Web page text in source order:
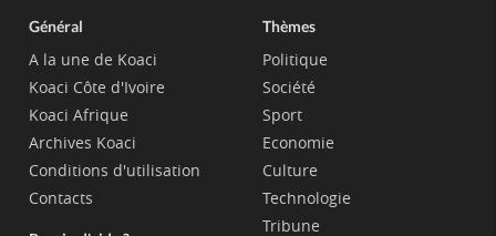
Général
A la une de Koaci
Koaci Côte d'Ivoire
Koaci Afrique
Archives Koaci
Conditions d'utilisation
Contacts
Thèmes
Politique
Société
Sport
Economie
Culture
Technologie
Tribune